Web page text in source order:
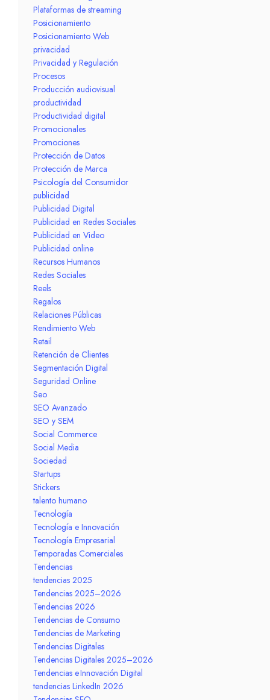
Plataformas de streaming
Posicionamiento
Posicionamiento Web
privacidad
Privacidad y Regulación
Procesos
Producción audiovisual
productividad
Productividad digital
Promocionales
Promociones
Protección de Datos
Protección de Marca
Psicología del Consumidor
publicidad
Publicidad Digital
Publicidad en Redes Sociales
Publicidad en Video
Publicidad online
Recursos Humanos
Redes Sociales
Reels
Regalos
Relaciones Públicas
Rendimiento Web
Retail
Retención de Clientes
Segmentación Digital
Seguridad Online
Seo
SEO Avanzado
SEO y SEM
Social Commerce
Social Media
Sociedad
Startups
Stickers
talento humano
Tecnología
Tecnología e Innovación
Tecnología Empresarial
Temporadas Comerciales
Tendencias
tendencias 2025
Tendencias 2025–2026
Tendencias 2026
Tendencias de Consumo
Tendencias de Marketing
Tendencias Digitales
Tendencias Digitales 2025–2026
Tendencias e Innovación Digital
tendencias LinkedIn 2026